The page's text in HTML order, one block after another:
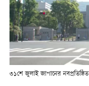
৩১শে জুলাই জাপানের